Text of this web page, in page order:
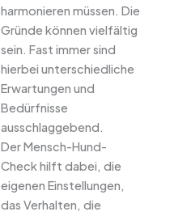
harmonieren müssen. Die
Gründe können vielfältig
sein. Fast immer sind
hierbei unterschiedliche
Erwartungen und
Bedürfnisse
ausschlaggebend.
Der Mensch-Hund-
Check hilft dabei, die
eigenen Einstellungen,
das Verhalten, die